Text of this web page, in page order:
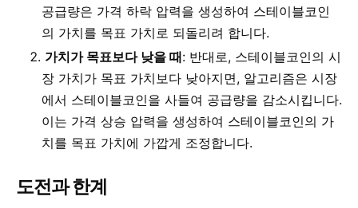
공급량은 가격 하락 압력을 생성하여 스테이블코인
의 가치를 목표 가치로 되돌리려 합니다.
가치가 목표보다 낮을 때: 반대로, 스테이블코인의 시
장 가치가 목표 가치보다 낮아지면, 알고리즘은 시장
에서 스테이블코인을 사들여 공급량을 감소시킵니다.
이는 가격 상승 압력을 생성하여 스테이블코인의 가
치를 목표 가치에 가깝게 조정합니다.
도전과 한계